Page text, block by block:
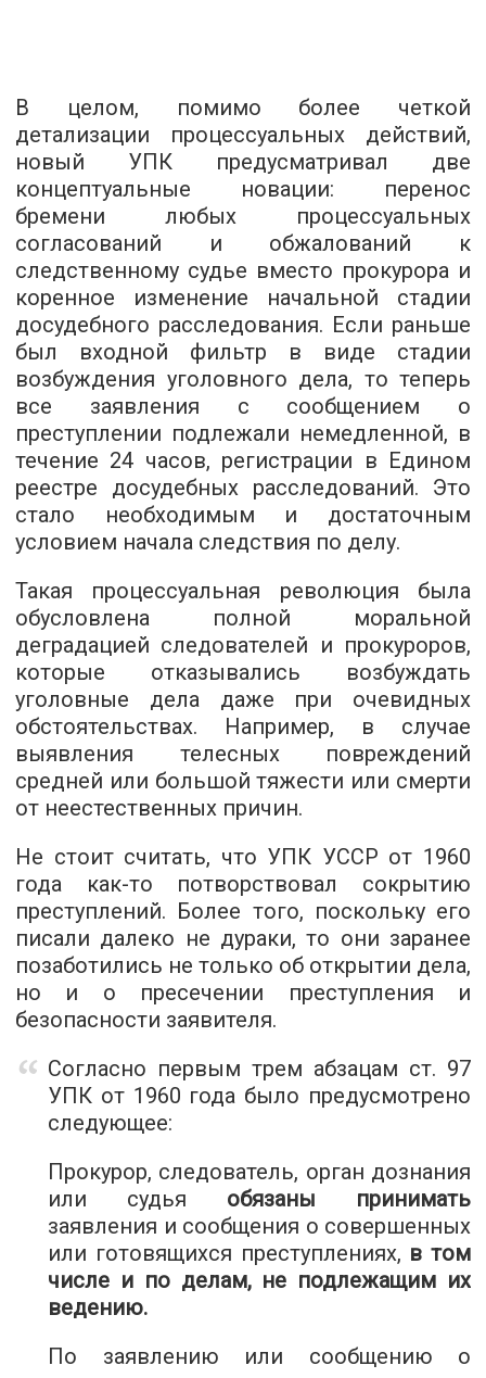
В целом, помимо более четкой
детализации процессуальных действий,
новый УПК предусматривал две
концептуальные новации: перенос
бремени любых процессуальных
согласований и обжалований к
следственному судье вместо прокурора и
коренное изменение начальной стадии
досудебного расследования. Если раньше
был входной фильтр в виде стадии
возбуждения уголовного дела, то теперь
все заявления с сообщением о
преступлении подлежали немедленной, в
течение 24 часов, регистрации в Едином
реестре досудебных расследований. Это
стало необходимым и достаточным
условием начала следствия по делу.
Такая процессуальная революция была
обусловлена ​​полной моральной
деградацией следователей и прокуроров,
которые отказывались возбуждать
уголовные дела даже при очевидных
обстоятельствах. Например, в случае
выявления телесных повреждений
средней или большой тяжести или смерти
от неестественных причин.
Не стоит считать, что УПК УССР от 1960
года как-то потворствовал сокрытию
преступлений. Более того, поскольку его
писали далеко не дураки, то они заранее
позаботились не только об открытии дела,
но и о пресечении преступления и
безопасности заявителя.
Согласно первым трем абзацам ст. 97
УПК от 1960 года было предусмотрено
следующее:
Прокурор, следователь, орган дознания
или судья обязаны принимать
заявления и сообщения о совершенных
или готовящихся преступлениях, в том
числе и по делам, не подлежащим их
ведению.
По заявлению или сообщению о